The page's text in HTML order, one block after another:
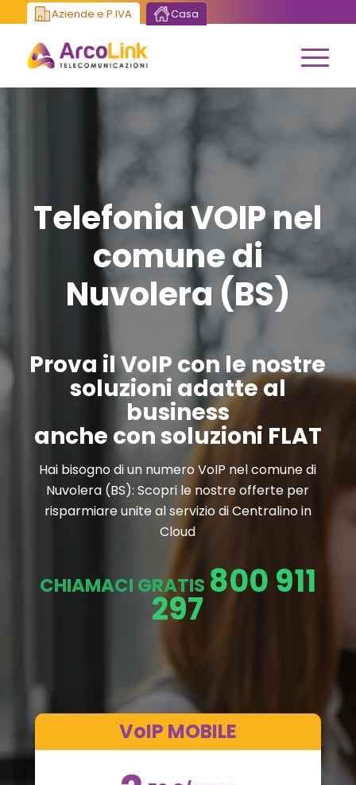
Aziende e P.IVA Casa
Telefonia VOIP nel
comune di
Nuvolera (BS)
Prova il VoIP con le nostre
soluzioni adatte al
business
anche con soluzioni FLAT
Hai bisogno di un numero VoIP nel comune di
Nuvolera (BS): Scopri le nostre offerte per
risparmiare unite al servizio di Centralino in
Cloud
CHIAMACI GRATIS 800 911
297
VoIP MOBILE